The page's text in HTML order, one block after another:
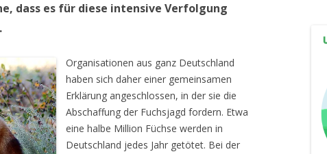
dass es für diese intensive Verfolgung
Organisationen aus ganz Deutschland
haben sich daher einer gemeinsamen
Erklärung angeschlossen, in der sie die
Abschaffung der Fuchsjagd fordern. Etwa
eine halbe Million Füchse werden in
Deutschland jedes Jahr getötet. Bei der